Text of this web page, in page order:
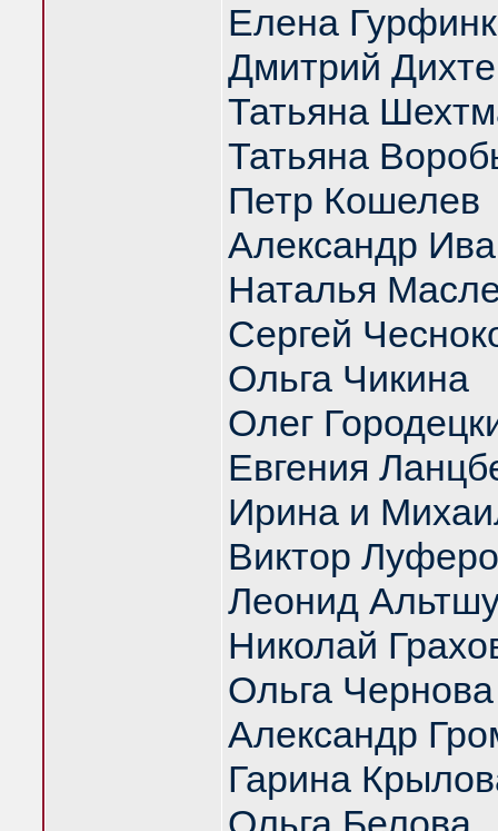
Елена
Дмитрий
Татьяна
Татьяна
Петр Кошелев
Александр
Наталья
Сергей
Ольга Чикина
Олег
Евгения
Ирина и
Виктор
Леонид
Николай
Ольга Чернова
Александр
Гарина